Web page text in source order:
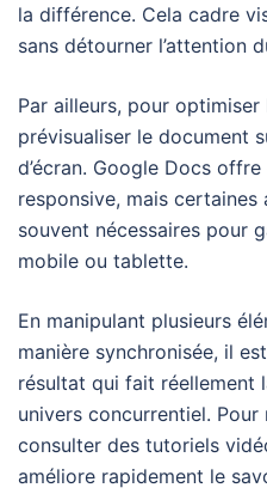
la différence. Cela cadre
sans détourner l’attention
Par ailleurs, pour
prévisualiser le document
d’écran. Google Docs
responsive, mais
souvent nécessaires pour
mobile ou tablette.
En manipulant plusieurs
manière synchronisée, il
résultat qui fait réellement
univers concurrentiel.
consulter des tutoriels
améliore rapidement le